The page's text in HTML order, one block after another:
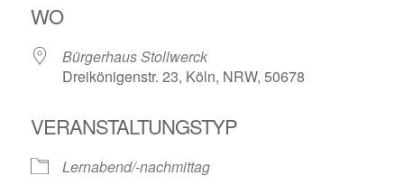
WO
Bürgerhaus Stollwerck
Dreikönigenstr. 23, Köln, NRW, 50678
VERANSTALTUNGSTYP
Lernabend/-nachmittag